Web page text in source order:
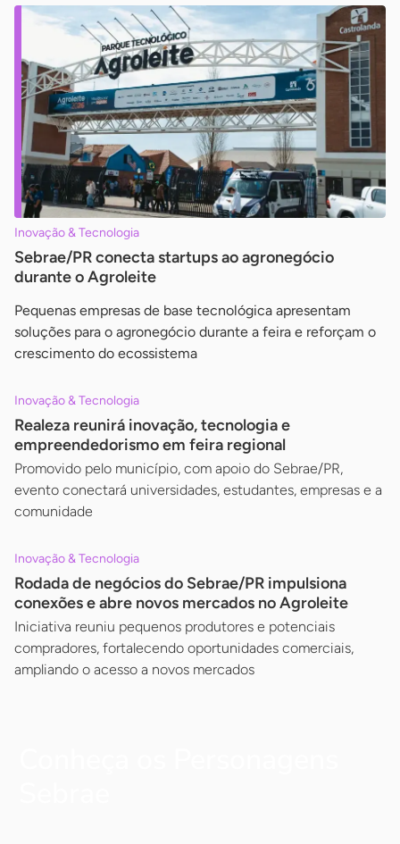
Inovação & Tecnologia
Sebrae/PR conecta startups ao agronegócio
durante o Agroleite
Pequenas empresas de base tecnológica apresentam
soluções para o agronegócio durante a feira e reforçam o
crescimento do ecossistema
Inovação & Tecnologia
Realeza reunirá inovação, tecnologia e
empreendedorismo em feira regional
Promovido pelo município, com apoio do Sebrae/PR,
evento conectará universidades, estudantes, empresas e a
comunidade
Inovação & Tecnologia
Rodada de negócios do Sebrae/PR impulsiona
conexões e abre novos mercados no Agroleite
Iniciativa reuniu pequenos produtores e potenciais
compradores, fortalecendo oportunidades comerciais,
ampliando o acesso a novos mercados